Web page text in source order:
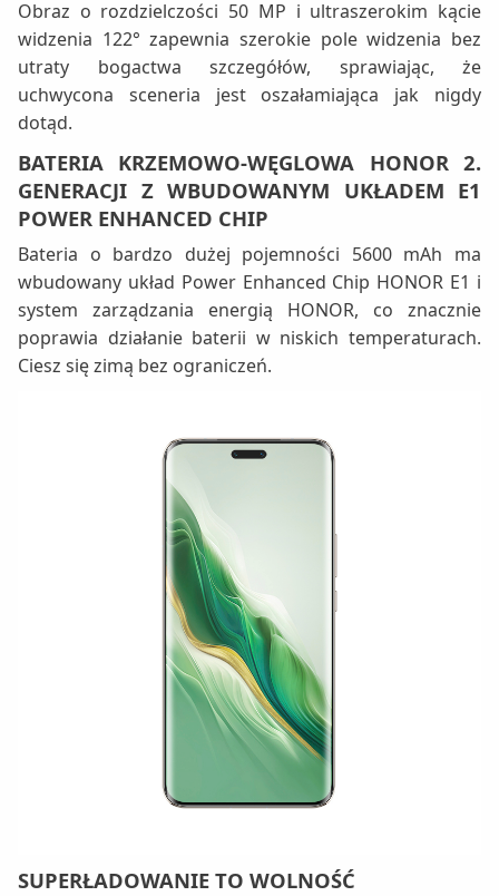
Obraz o rozdzielczości 50 MP i ultraszerokim kącie
widzenia 122° zapewnia szerokie pole widzenia bez
utraty bogactwa szczegółów, sprawiając, że
uchwycona sceneria jest oszałamiająca jak nigdy
dotąd.
BATERIA KRZEMOWO-WĘGLOWA HONOR 2.
GENERACJI Z WBUDOWANYM UKŁADEM E1
POWER ENHANCED CHIP
Bateria o bardzo dużej pojemności 5600 mAh ma
wbudowany układ Power Enhanced Chip HONOR E1 i
system zarządzania energią HONOR, co znacznie
poprawia działanie baterii w niskich temperaturach.
Ciesz się zimą bez ograniczeń.
SUPERŁADOWANIE TO WOLNOŚĆ